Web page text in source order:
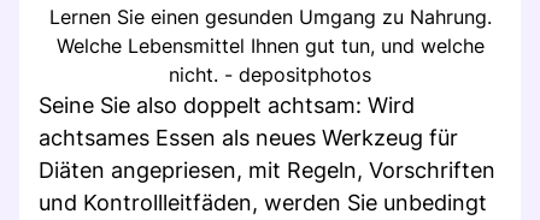
Lernen Sie einen gesunden Umgang zu Nahrung.
Welche Lebensmittel Ihnen gut tun, und welche
nicht. - depositphotos
Seine Sie also doppelt achtsam: Wird
achtsames Essen als neues Werkzeug für
Diäten angepriesen, mit Regeln, Vorschriften
und Kontrollleitfäden, werden Sie unbedingt